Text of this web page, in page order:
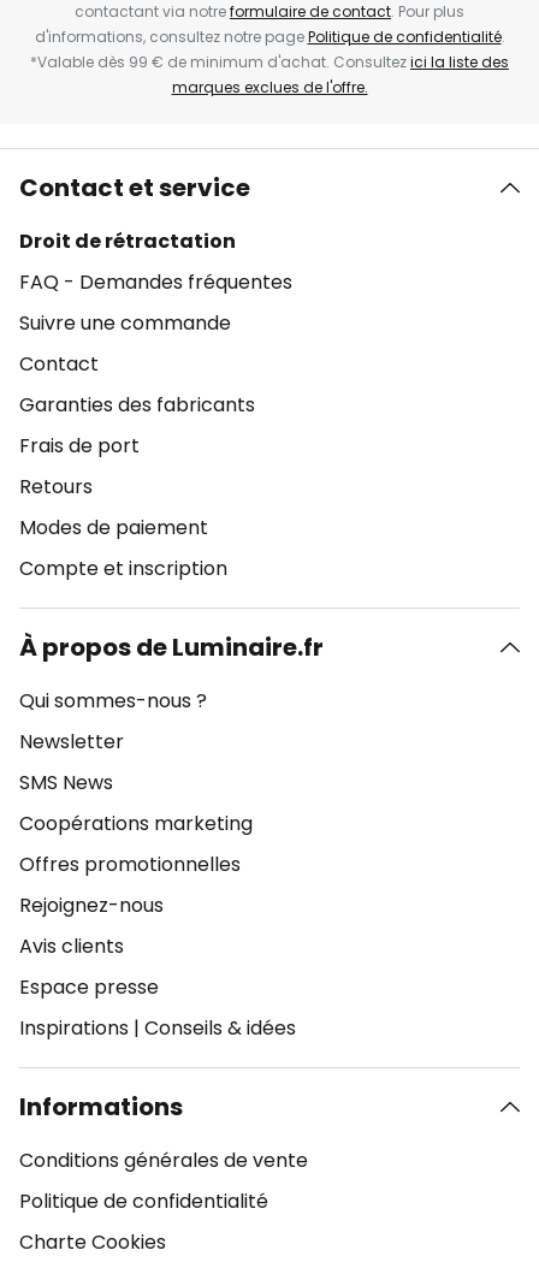
contactant via notreformulaire de contact. Pour plus
d'informations, consultez notre pagePolitique de confidentialité.
*Valable dès 99 € de minimum d'achat. Consultezici la liste des
marques exclues de l'offre.
Contact et service
Droit de rétractation
FAQ - Demandes fréquentes
Suivre une commande
Contact
Garanties des fabricants
Frais de port
Retours
Modes de paiement
Compte et inscription
À propos de Luminaire.fr
Qui sommes-nous ?
Newsletter
SMS News
Coopérations marketing
Offres promotionnelles
Rejoignez-nous
Avis clients
Espace presse
Inspirations | Conseils & idées
Informations
Conditions générales de vente
Politique de confidentialité
Charte Cookies